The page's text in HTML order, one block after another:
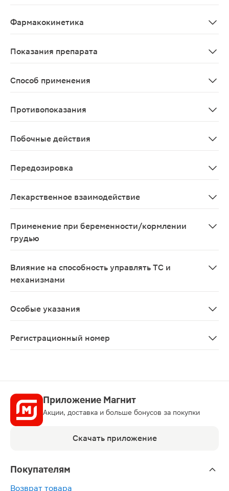
Фармакокинетика
Показания препарата
Способ применения
Противопоказания
Побочные действия
Передозировка
Лекарственное взаимодействие
Применение при беременности/кормлении
грудью
Влияние на способность управлять ТС и
механизмами
Особые указания
Регистрационный номер
Приложение Магнит
Акции, доставка и больше бонусов за покупки
Скачать приложение
Покупателям
Возврат товара